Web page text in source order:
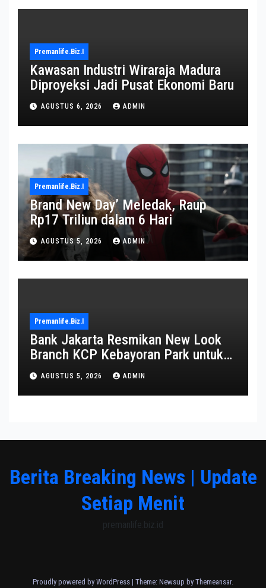
Premanlife.biz.i
Kawasan Industri Wiraraja Madura
Diproyeksi Jadi Pusat Ekonomi Baru
AGUSTUS 6, 2026 ADMIN
Premanlife.biz.i
Brand New Day’ Meledak, Raup
Rp17 Triliun dalam 6 Hari
AGUSTUS 5, 2026 ADMIN
Premanlife.biz.i
Bank Jakarta Resmikan New Look
Branch KCP Kebayoran Park untuk
Transformasi Layanan
AGUSTUS 5, 2026 ADMIN
Berita Breaking News | Update
Setiap Menit
premanlife.biz.id
Proudly powered by WordPress | Theme: Newsup by Themeansar.